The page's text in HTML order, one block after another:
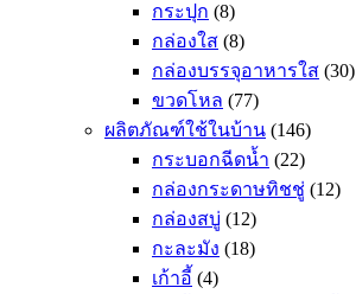
กระปุก (8)
กล่องใส (8)
กล่องบรรจุอาหารใส (30)
ขวดโหล (77)
ผลิตภัณฑ์ใช้ในบ้าน (146)
กระบอกฉีดน้ำ (22)
กล่องกระดาษทิชชู่ (12)
กล่องสบู่ (12)
กะละมัง (18)
เก้าอี้ (4)